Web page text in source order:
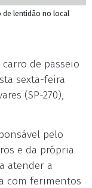
de lentidão no local
de passeio
sexta-feira
(SP-270),
pelo
e da própria
atender a
com ferimentos